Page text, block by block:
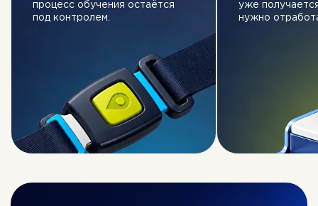
процесс обучения остаётся
под контролем.
уже
нужно